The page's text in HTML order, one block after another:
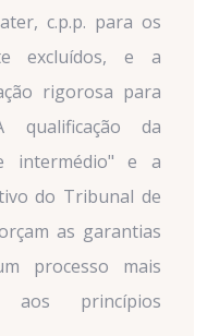
c.p.p. para os
excluídos, e a
rigorosa para
qualificação da
intermédio" e a
do Tribunal de
as garantias
processo mais
princípios